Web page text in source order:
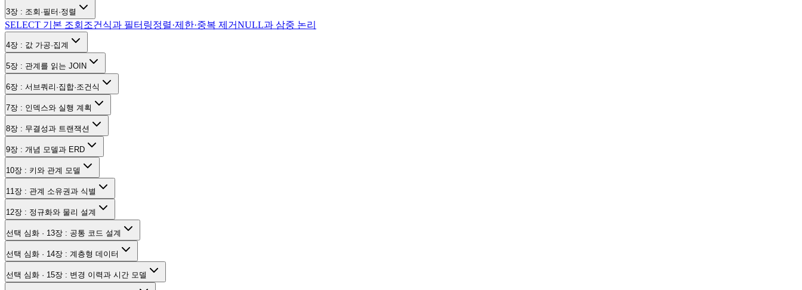
3장 : 조회·필터·정렬
SELECT 기본 조회 조건식과 필터링정렬·제한·중복 제거NULL과 삼중 논리
4장 : 값 가공·집계
5장 : 관계를 읽는 JOIN
6장 : 서브쿼리·집합·조건식
7장 : 인덱스와 실행 계획
8장 : 무결성과 트랜잭션
9장 : 개념 모델과 ERD
10장 : 키와 관계 모델
11장 : 관계 소유권과 식별
12장 : 정규화와 물리 설계
선택 심화 · 13장 : 공통 코드 설계
선택 심화 · 14장 : 계층형 데이터
선택 심화 · 15장 : 변경 이력과 시간 모델